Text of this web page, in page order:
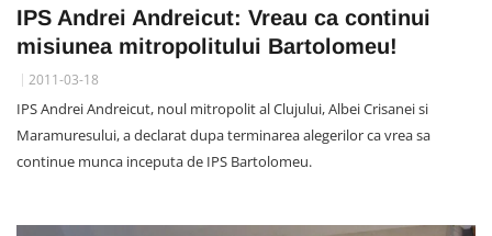
IPS Andrei Andreicut: Vreau ca continui
misiunea mitropolitului Bartolomeu!
2011-03-18
IPS Andrei Andreicut, noul mitropolit al Clujului, Albei Crisanei si
Maramuresului, a declarat dupa terminarea alegerilor ca vrea sa
continue munca inceputa de IPS Bartolomeu.